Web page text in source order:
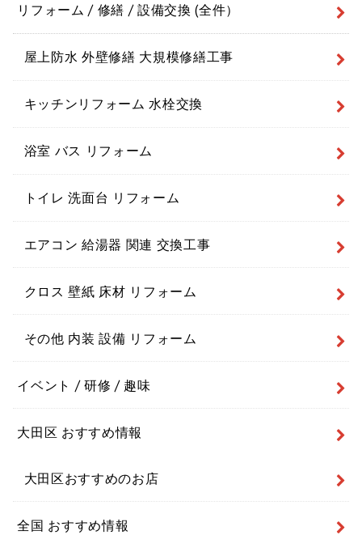
リフォーム / 修繕 / 設備交換 (全件）
屋上防水 外壁修繕 大規模修繕工事
キッチンリフォーム 水栓交換
浴室 バス リフォーム
トイレ 洗面台 リフォーム
エアコン 給湯器 関連 交換工事
クロス 壁紙 床材 リフォーム
その他 内装 設備 リフォーム
イベント / 研修 / 趣味
大田区 おすすめ情報
大田区おすすめのお店
全国 おすすめ情報